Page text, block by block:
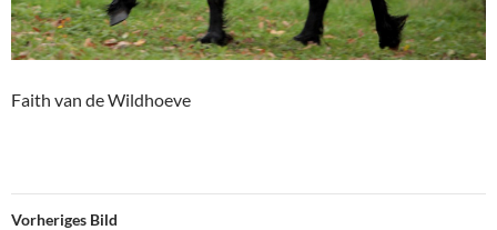
Faith van de Wildhoeve
Vorheriges Bild